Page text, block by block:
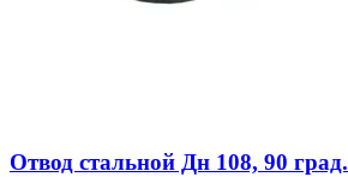
Отвод стальной Дн 108, 90 град.